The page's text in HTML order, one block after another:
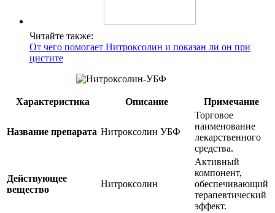
Читайте также:
От чего помогает Нитроксолин и показан ли он при
цистите
Характеристика Описание Примечание
Название препарата Нитроксолин УБФ
Торговое
наименование
лекарственного
средства.
Действующее
вещество
Нитроксолин
Активный
компонент,
обеспечивающий
терапевтический
эффект.